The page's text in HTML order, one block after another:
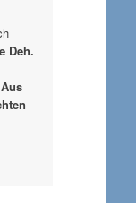
Deh.